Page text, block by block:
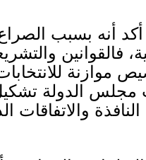
أنه بسبب
فالقوانين
موازنة
مجلس الدولة
والاتفاقات